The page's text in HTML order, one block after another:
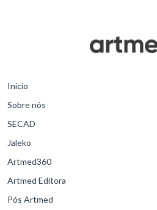
Início
Sobre nós
SECAD
Jaleko
Artmed360
Artmed Editora
Pós Artmed